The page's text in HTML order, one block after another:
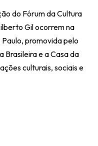
do Fórum da Cultura
Gil ocorrem na
promovida pelo
Brasileira e a Casa da
culturais, sociais e